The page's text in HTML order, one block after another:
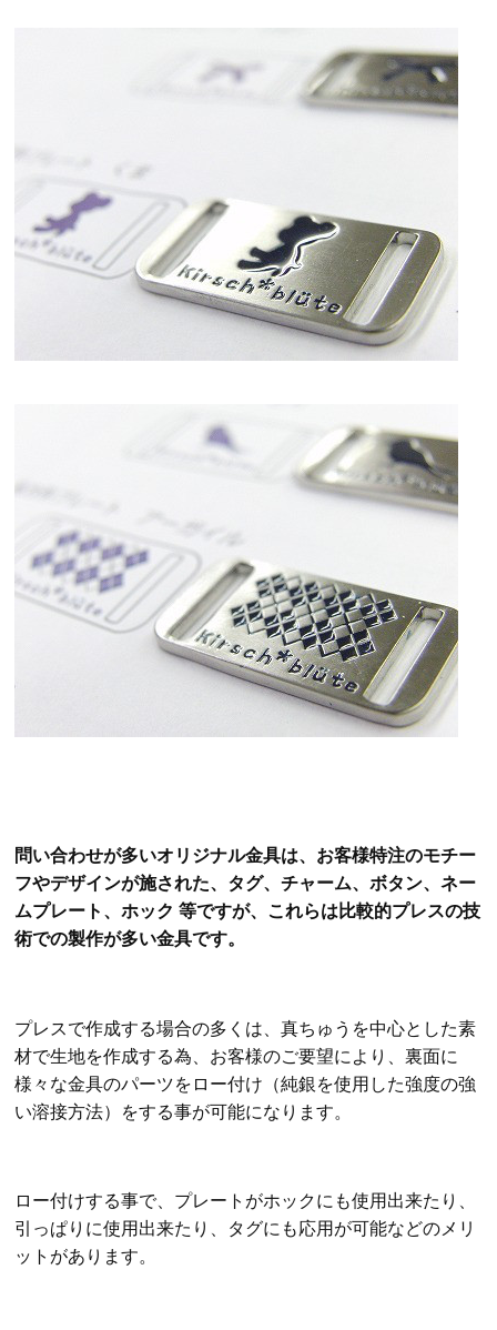
問い合わせが多いオリジナル金具は、お客様特注のモチー
フやデザインが施された、タグ、チャーム、ボタン、ネー
ムプレート、ホック 等ですが、これらは比較的プレスの技
術での製作が多い金具です。
プレスで作成する場合の多くは、真ちゅうを中心とした素
材で生地を作成する為、お客様のご要望により、裏面に
様々な金具のパーツをロー付け（純銀を使用した強度の強
い溶接方法）をする事が可能になります。
ロー付けする事で、プレートがホックにも使用出来たり、
引っぱりに使用出来たり、タグにも応用が可能などのメリ
ットがあります。